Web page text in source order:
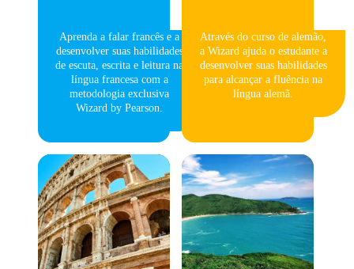
Aprenda a falar francês e a
desenvolver suas habilidades
de escuta, escrita e leitura na
língua francesa com a
metodologia exclusiva
Wizard by Pearson.
Através do curso de alemão,
a Wizard ajuda o estudante a
desenvolver suas habilidades
para alcançar a fluência na
língua alemã.